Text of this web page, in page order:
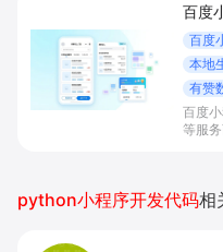
力。
百度
百度
本地
有赞
百度
等服
python小程序开发代码相